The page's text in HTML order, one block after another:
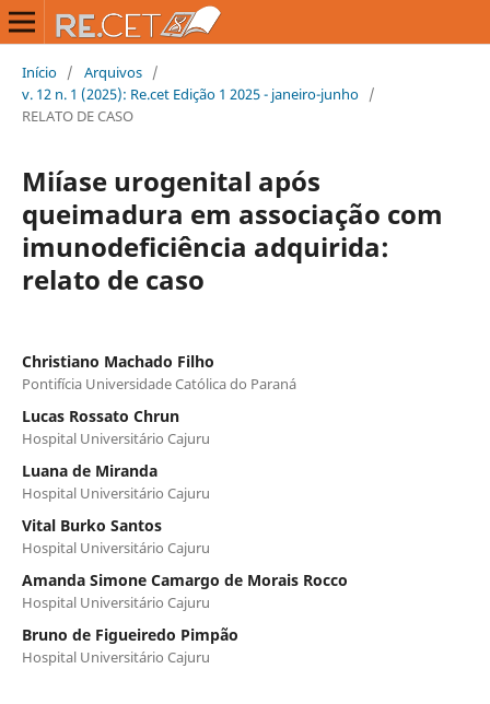
Início / Arquivos /
v. 12 n. 1 (2025): Re.cet Edição 1 2025 - janeiro-junho /
RELATO DE CASO
Miíase urogenital após
queimadura em associação com
imunodeficiência adquirida:
relato de caso
Christiano Machado Filho
Pontifícia Universidade Católica do Paraná
Lucas Rossato Chrun
Hospital Universitário Cajuru
Luana de Miranda
Hospital Universitário Cajuru
Vital Burko Santos
Hospital Universitário Cajuru
Amanda Simone Camargo de Morais Rocco
Hospital Universitário Cajuru
Bruno de Figueiredo Pimpão
Hospital Universitário Cajuru